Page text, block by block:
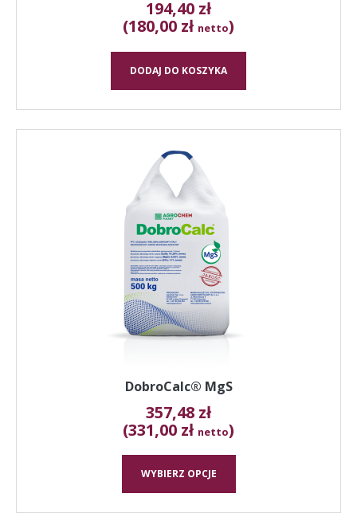
194,40 zł
(180,00 zł netto)
DODAJ DO KOSZYKA
DobroCalc® MgS
357,48 zł
(331,00 zł netto)
WYBIERZ OPCJE
produkt
ma
wiele
wariantów.
Opcje
można
wybrać
na
stronie
produktu